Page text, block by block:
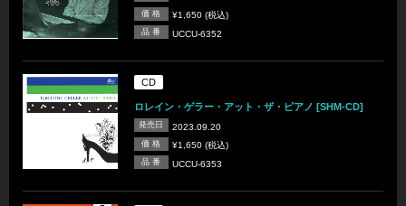
価 格 ¥1,650 (税込)
品 番 UCCU-6352
CD
ロレイン・ゲラー・アット・ザ・ピアノ [SHM-CD]
発売日 2023.09.20
価 格 ¥1,650 (税込)
品 番 UCCU-6353